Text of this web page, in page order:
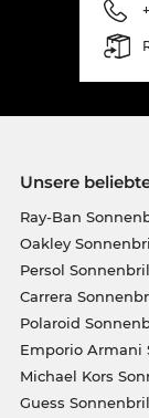
Unsere
Ray-Ban
Oakley
Persol
Carrera
Polaroid
Emporio Armani
Michael Kors
Guess